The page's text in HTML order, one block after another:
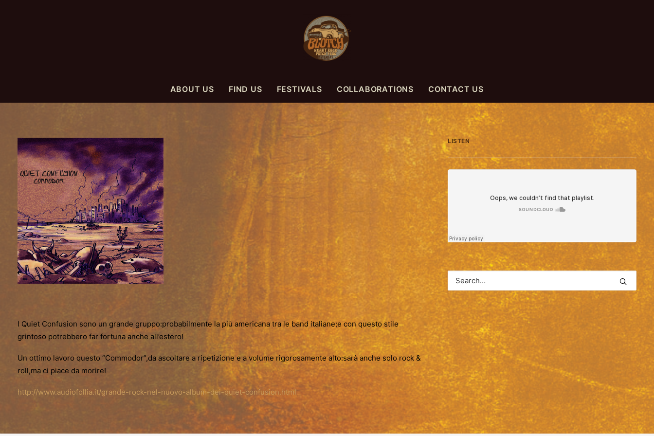
ABOUT US FIND US FESTIVALS COLLABORATIONS CONTACT US
I Quiet Confusion sono un grande gruppo:probabilmente la più americana tra le band italiane;e con questo stile
grintoso potrebbero far fortuna anche all’estero!
Un ottimo lavoro questo “Commodor”,da ascoltare a ripetizione e a volume rigorosamente alto:sarà anche solo rock &
roll,ma ci piace da morire!
http://www.audiofollia.it/grande-rock-nel-nuovo-album-dei-quiet-confusion.html
LISTEN